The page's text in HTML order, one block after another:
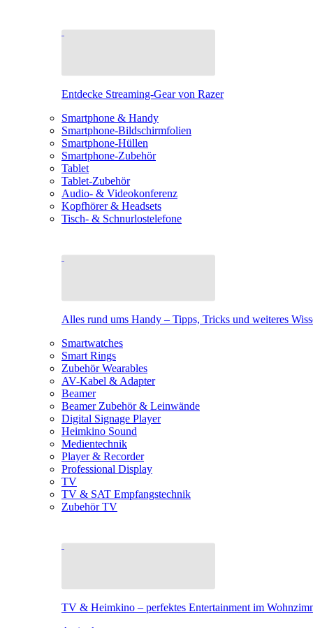
Entdecke Streaming-Gear von Razer
Smartphone & Handy
Smartphone-Bildschirmfolien
Smartphone-Hüllen
Smartphone-Zubehör
Tablet
Tablet-Zubehör
Audio- & Videokonferenz
Kopfhörer & Headsets
Tisch- & Schnurlostelefone
Alles rund ums Handy – Tipps, Tricks und weiteres
Smartwatches
Smart Rings
Zubehör Wearables
AV-Kabel & Adapter
Beamer
Beamer Zubehör & Leinwände
Digital Signage Player
Heimkino Sound
Medientechnik
Player & Recorder
Professional Display
TV
TV & SAT Empfangstechnik
Zubehör TV
TV & Heimkino – perfektes Entertainment im